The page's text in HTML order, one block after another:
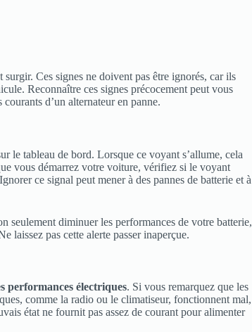
surgir. Ces signes ne doivent pas être ignorés, car ils
Reconnaître ces signes précocement peut vous
d’un alternateur en panne.
le tableau de bord. Lorsque ce voyant s’allume, cela
vous démarrez votre voiture, vérifiez si le voyant
ce signal peut mener à des pannes de batterie et à
seulement diminuer les performances de votre batterie,
laissez pas cette alerte passer inaperçue.
performances électriques. Si vous remarquez que les
comme la radio ou le climatiseur, fonctionnent mal,
état ne fournit pas assez de courant pour alimenter